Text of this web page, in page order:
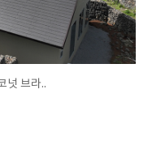
넛 브라..